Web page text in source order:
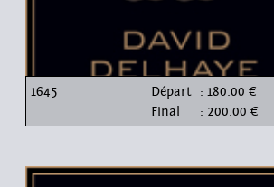
1645 Départ : 180.00 €
Final
: 200.00 €